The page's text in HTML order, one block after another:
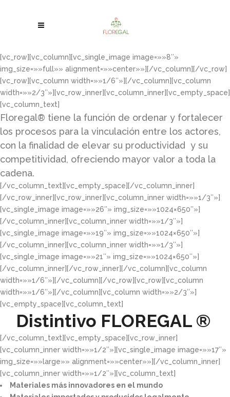
[vc_row][vc_column][vc_single_image image=»»8″»
img_size=»»full»» alignment=»»center»»][/vc_column][/vc_row]
[vc_row][vc_column width=»»1/6″»][/vc_column][vc_column
width=»»2/3″»][vc_row_inner][vc_column_inner][vc_empty_space]
[vc_column_text]
Floregal® tiene la función de ordenar y fortalecer
los procesos para la vinculación entre los actores,
con la finalidad de elevar su productividad y su
competitividad, ofreciendo mayor valor a toda la
cadena.
[/vc_column_text][vc_empty_space][/vc_column_inner]
[/vc_row_inner][vc_row_inner][vc_column_inner width=»»1/3″»]
[vc_single_image image=»»26″» img_size=»»1024×650″»]
[/vc_column_inner][vc_column_inner width=»»1/3″»]
[vc_single_image image=»»19″» img_size=»»1024×650″»]
[/vc_column_inner][vc_column_inner width=»»1/3″»]
[vc_single_image image=»»21″» img_size=»»1024×650″»]
[/vc_column_inner][/vc_row_inner][/vc_column][vc_column
width=»»1/6″»][/vc_column][/vc_row][vc_row][vc_column
width=»»1/6″»][/vc_column][vc_column width=»»2/3″»]
[vc_empty_space][vc_column_text]
Distintivo FLOREGAL ®
[/vc_column_text][vc_empty_space][vc_row_inner]
[vc_column_inner width=»»1/2″»][vc_single_image image=»»17″»
img_size=»»large»» alignment=»»center»»][/vc_column_inner]
[vc_column_inner width=»»1/2″»][vc_column_text]
Materiales más innovadores en el mundo​